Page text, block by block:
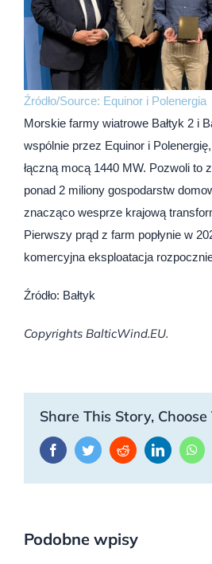
Źródło/Source: Equinor i Polenergia
Morskie farmy wiatrowe Bałtyk 2 i
wspólnie przez Equinor i
łączną mocą 1440 MW. Pozwoli to
ponad 2 miliony gospodarstw
znacząco wesprze krajową
Pierwszy prąd z farm popłynie w
komercyjna eksploatacja
Źródło: Bałtyk
Copyrights BalticWind.EU.
Share This Story,
FacebookTwitterRedditLinkedIn
Podobne wpisy